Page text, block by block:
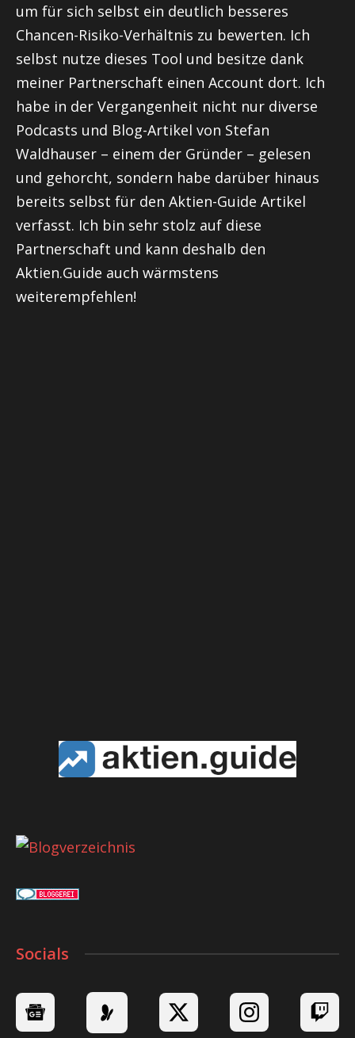
um für sich selbst ein deutlich besseres
Chancen-Risiko-Verhältnis zu bewerten. Ich
selbst nutze dieses Tool und besitze dank
meiner Partnerschaft einen Account dort. Ich
habe in der Vergangenheit nicht nur diverse
Podcasts und Blog-Artikel von Stefan
Waldhauser – einem der Gründer – gelesen
und gehorcht, sondern habe darüber hinaus
bereits selbst für den Aktien-Guide Artikel
verfasst. Ich bin sehr stolz auf diese
Partnerschaft und kann deshalb den
Aktien.Guide auch wärmstens
weiterempfehlen!
Socials